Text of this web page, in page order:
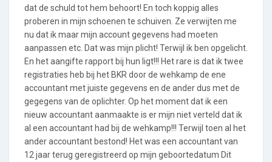
dat de schuld tot hem behoort! En toch koppig alles
proberen in mijn schoenen te schuiven. Ze verwijten me
nu dat ik maar mijn account gegevens had moeten
aanpassen etc. Dat was mijn plicht! Terwijl ik ben opgelicht.
En het aangifte rapport bij hun ligt!!! Het rare is dat ik twee
registraties heb bij het BKR door de wehkamp de ene
accountant met juiste gegevens en de ander dus met de
gegegens van de oplichter. Op het moment dat ik een
nieuw accountant aanmaakte is er mijn niet verteld dat ik
al een accountant had bij de wehkamp!!! Terwijl toen al het
ander accountant bestond! Het was een accountant van
12 jaar terug geregistreerd op mijn geboortedatum Dit